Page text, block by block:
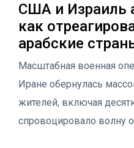
США и Израиль
как
арабские
Масштабная военная
Иране обернулась
жителей, включая
спровоцировало волну